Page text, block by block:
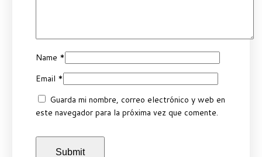
Name *
Email *
Guarda mi nombre, correo electrónico y web en
este navegador para la próxima vez que comente.